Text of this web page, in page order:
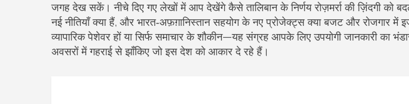
जगह देख सकें। नीचे दिए गए लेखों में आप देखेंगे कैसे तालिबान के निर्णय रोज़मर्रा की ज़िंदगी को
नई नीतियाँ क्या हैं, और भारत‑अफ़ग़ानिस्तान सहयोग के नए प्रोजेक्ट्स क्या बजट और रोजगार में
व्यापारिक पेशेवर हों या सिर्फ समाचार के शौकीन—यह संग्रह आपके लिए उपयोगी जानकारी
अवसरों में गहराई से झाँकिए जो इस देश को आकार दे रहे हैं।